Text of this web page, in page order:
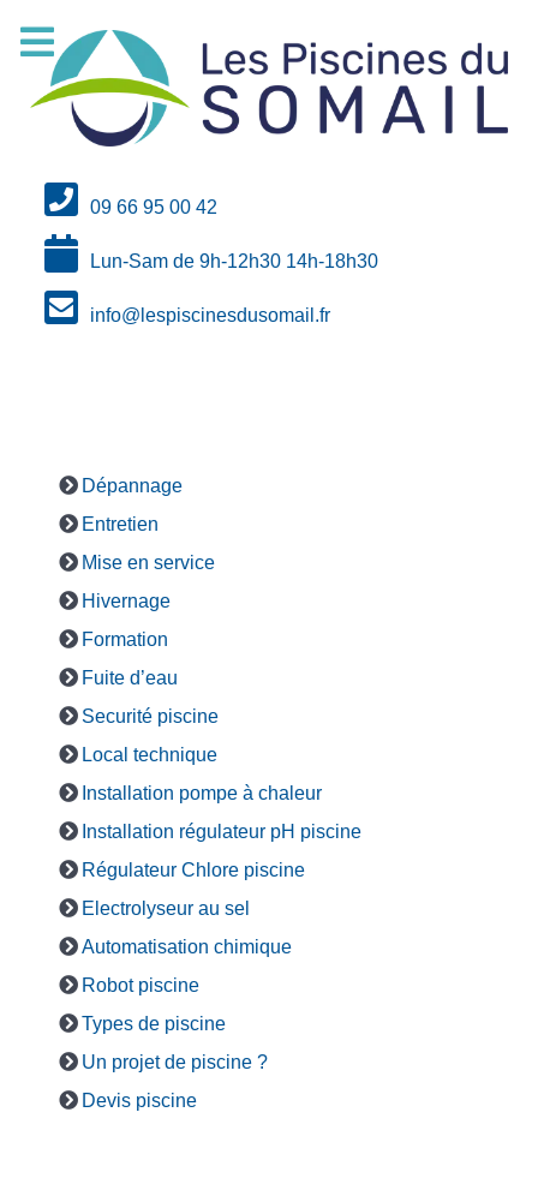
09 66 95 00 42
Lun-Sam de 9h-12h30 14h-18h30
info@lespiscinesdusomail.fr
Dépannage
Entretien
Mise en service
Hivernage
Formation
Fuite d’eau
Securité piscine
Local technique
Installation pompe à chaleur
Installation régulateur pH piscine
Régulateur Chlore piscine
Electrolyseur au sel
Automatisation chimique
Robot piscine
Types de piscine
Un projet de piscine ?
Devis piscine